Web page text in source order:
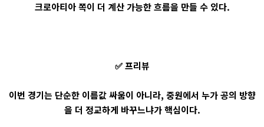
크로아티아 쪽이 더 계산 가능한 흐름을 만들 수 있다.
✅ 프리뷰
이번 경기는 단순한 이름값 싸움이 아니라, 중원에서 누가 공의 방향
을 더 정교하게 바꾸느냐가 핵심이다.